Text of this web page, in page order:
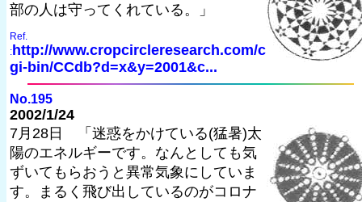
部の人は守ってくれている。」
Ref.
: http://www.cropcircleresearch.com/c
gi-bin/CCdb?d=x&y=2001&c...
No.195
2002/1/24
7月28日 「迷惑をかけている(猛暑)太
陽のエネルギーです。なんとしても気
ずいてもらおうと異常気象にしていま
す。まるく飛び出しているのがコロナ